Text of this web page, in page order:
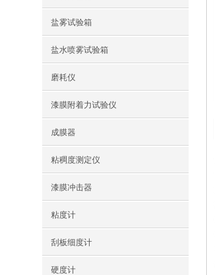
盐雾试验箱
盐水喷雾试验箱
磨耗仪
漆膜附着力试验仪
成膜器
粘稠度测定仪
漆膜冲击器
粘度计
刮板细度计
硬度计